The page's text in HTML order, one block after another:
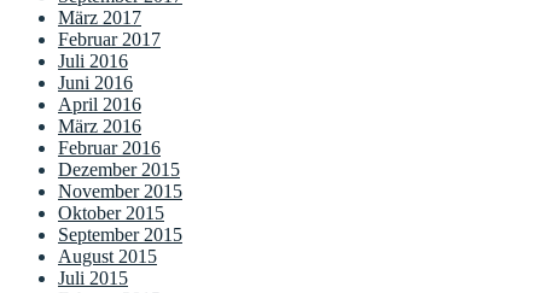
März 2017
Februar 2017
Juli 2016
Juni 2016
April 2016
März 2016
Februar 2016
Dezember 2015
November 2015
Oktober 2015
September 2015
August 2015
Juli 2015